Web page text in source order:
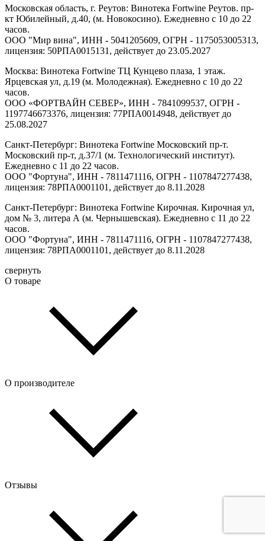
Московская область, г. Реутов: Винотека Fortwine Реутов. пр-
кт Юбилейный, д.40, (м. Новокосино). Ежедневно с 10 до 22
часов.
ООО "Мир вина", ИНН - 5041205609, ОГРН - 1175053005313,
лицензия: 50РПА0015131, действует до 23.05.2027
Москва: Винотека Fortwine ТЦ Кунцево плаза, 1 этаж.
Ярцевская ул, д.19 (м. Молодежная). Ежедневно с 10 до 22
часов.
ООО «ФОРТВАЙН СЕВЕР», ИНН - 7841099537, ОГРН -
1197746673376, лицензия: 77РПА0014948, действует до
25.08.2027
Санкт-Петербург: Винотека Fortwine Московский пр-т.
Московский пр-т, д.37/1 (м. Технологический институт).
Ежедневно с 11 до 22 часов.
ООО "Фортуна", ИНН - 7811471116, ОГРН - 1107847277438,
лицензия: 78РПА0001101, действует до 8.11.2028
Санкт-Петербург: Винотека Fortwine Кирочная. Кирочная ул,
дом № 3, литера А (м. Чернышевская). Ежедневно с 11 до 22
часов.
ООО "Фортуна", ИНН - 7811471116, ОГРН - 1107847277438,
лицензия: 78РПА0001101, действует до 8.11.2028
свернуть
О товаре
О производителе
Отзывы